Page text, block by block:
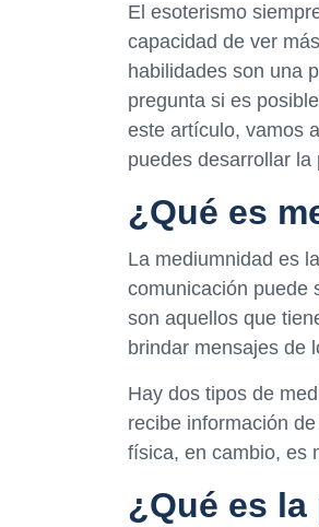
El esoterismo
capacidad de ver
habilidades son una
pregunta si es
este artículo, vamos
puedes desarrollar
¿Qué es
La mediumnidad es
comunicación puede
son aquellos que
brindar mensajes de
Hay dos tipos de
recibe información
física, en cambio, es
¿Qué es